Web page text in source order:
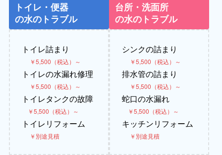
トイレ・便器
の水のトラブル
トイレ詰まり
￥5,500（税込）～
トイレの水漏れ修理
￥5,500（税込）～
トイレタンクの故障
￥5,500（税込）～
トイレリフォーム
￥別途見積
台所・洗面所
の水のトラブル
シンクの詰まり
￥5,500（税込）～
排水管の詰まり
￥5,500（税込）～
蛇口の水漏れ
￥5,500（税込）～
キッチンリフォーム
￥別途見積